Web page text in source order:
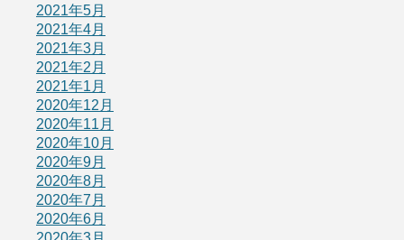
2021年5月
2021年4月
2021年3月
2021年2月
2021年1月
2020年12月
2020年11月
2020年10月
2020年9月
2020年8月
2020年7月
2020年6月